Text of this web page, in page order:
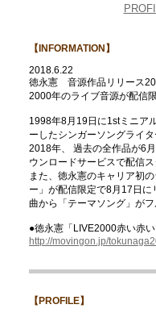
【INFORMATION】
2018.6.22
徳永憲 音源作品リリース
2000年のライブ音源が配信
1998年8月19日に1stミニア
ーしたシンガーソングライ
2018年、 過去の全作品が6
ウンロードサービスで配信
また、徳永憲のキャリア初
ー」が配信限定で8月17日
曲から「テーマソング」が
●徳永憲「LIVE2000赤い赤
http://movingon.jp/
【PROFILE】